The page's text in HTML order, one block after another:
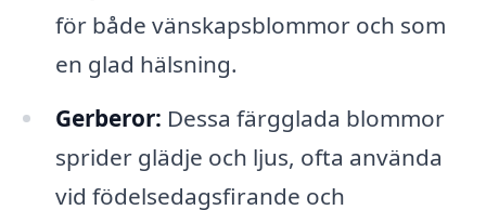
för både vänskapsblommor och som
en glad hälsning.
Gerberor: Dessa färgglada blommor
sprider glädje och ljus, ofta använda
vid födelsedagsfirande och